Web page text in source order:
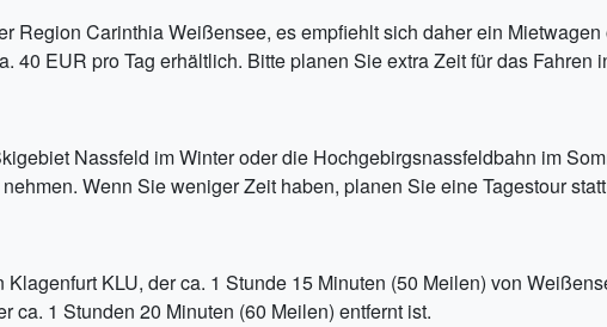
Region Carinthia Weißensee, es empfiehlt sich daher ein
40 EUR pro Tag erhältlich. Bitte planen Sie extra Zeit für das Fahren
Nassfeld im Winter oder die Hochgebirgsnassfeldbahn im
Wenn Sie weniger Zeit haben, planen Sie eine Tagestour
KLU, der ca. 1 Stunde 15 Minuten (50 Meilen) von
1 Stunden 20 Minuten (60 Meilen) entfernt ist.